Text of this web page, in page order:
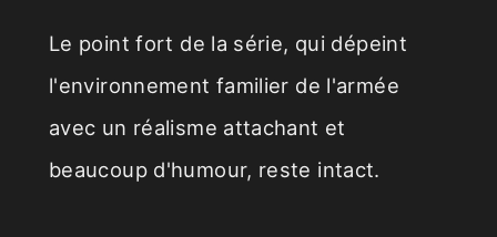
Le point fort de la série, qui dépeint
l'environnement familier de l'armée
avec un réalisme attachant et
beaucoup d'humour, reste intact.